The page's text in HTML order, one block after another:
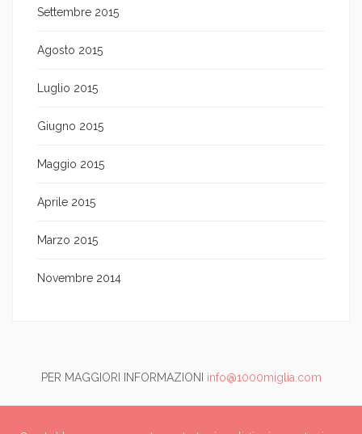
Settembre 2015
Agosto 2015
Luglio 2015
Giugno 2015
Maggio 2015
Aprile 2015
Marzo 2015
Novembre 2014
PER MAGGIORI INFORMAZIONI info@1000miglia.com